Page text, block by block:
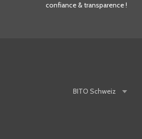
confiance & transparence !
BITO Schweiz